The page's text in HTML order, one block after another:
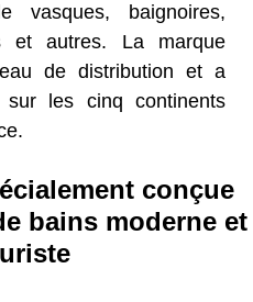
vasques, baignoires,
et autres. La marque
de distribution et a
les cinq continents
conçue
bains moderne et